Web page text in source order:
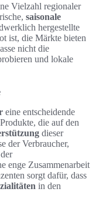
Vielzahl regionaler
saisonale
hergestellte
ist, die Märkte bieten
nicht die
und lokale
eine entscheidende
die auf den
dieser
der Verbraucher,
enge Zusammenarbeit
sorgt dafür, dass
in den